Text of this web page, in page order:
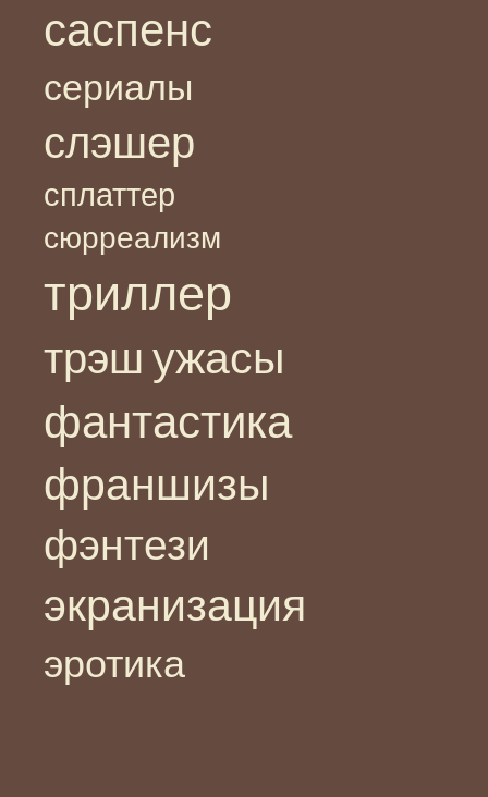
саспенс
сериалы
слэшер
сплаттер
сюрреализм
триллер
трэш ужасы
фантастика
франшизы
фэнтези
экранизация
эротика